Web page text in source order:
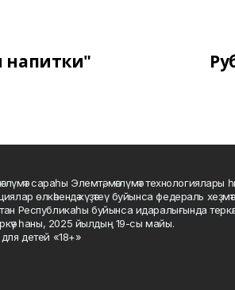
напитки"
сараһы Элемтә, мәғлүмәт технологиялары
өлкәһендә күҙәтеү буйынса федераль
Республикаһы буйынса идаралығында
һаны, 2025 йылдың 19-сы майы.
детей «18+»